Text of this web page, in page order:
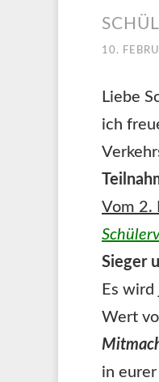
10.
Liebe
ich
Vom 2.
Sieger
Es
Wert
in